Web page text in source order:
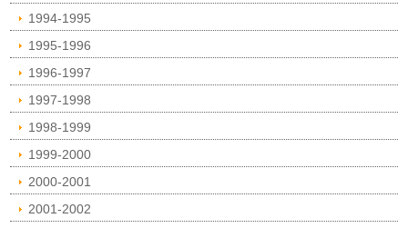
1994-1995
1995-1996
1996-1997
1997-1998
1998-1999
1999-2000
2000-2001
2001-2002